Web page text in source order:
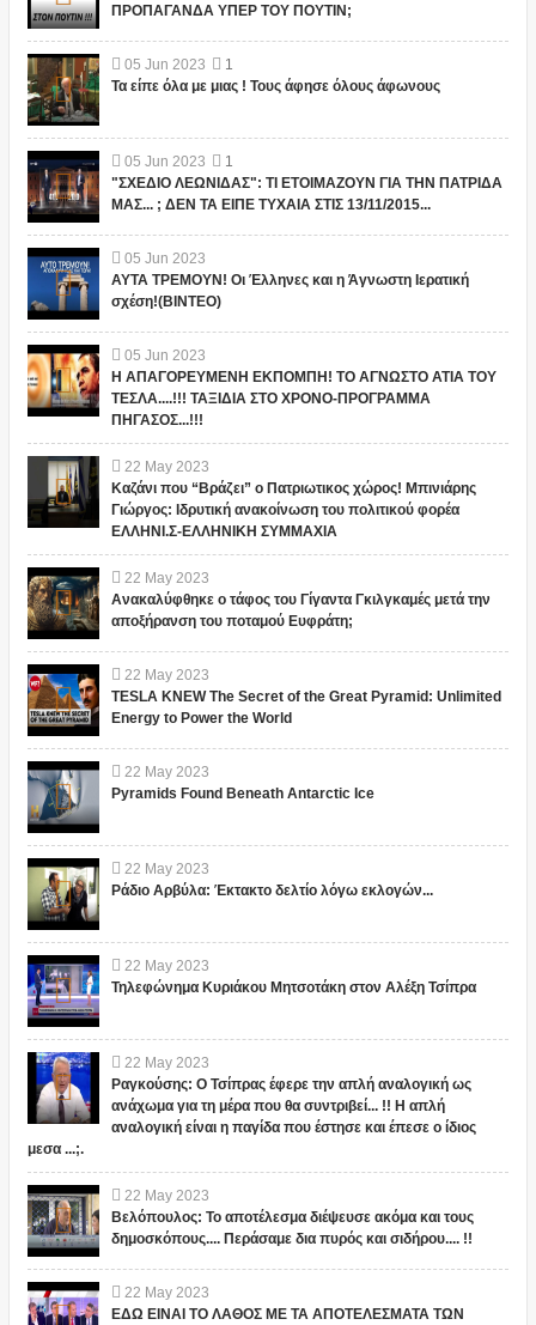
ΠΡΟΠΑΓΑΝΔΑ ΥΠΕΡ ΤΟΥ ΠΟΥΤΙΝ;
05 Jun 2023
1
Τα είπε όλα με μιας ! Τους άφησε όλους άφωνους
05 Jun 2023
1
"ΣΧΕΔΙΟ ΛΕΩΝΙΔΑΣ": ΤΙ ΕΤΟΙΜΑΖΟΥΝ ΓΙΑ ΤΗΝ ΠΑΤΡΙΔΑ
ΜΑΣ... ; ΔΕΝ ΤΑ ΕΙΠΕ ΤΥΧΑΙΑ ΣΤΙΣ 13/11/2015...
05 Jun 2023
ΑΥΤΑ ΤΡΕΜΟΥΝ! Οι Έλληνες και η Άγνωστη Ιερατική
σχέση!(ΒΙΝΤΕΟ)
05 Jun 2023
Η ΑΠΑΓΟΡΕΥΜΕΝΗ ΕΚΠΟΜΠΗ! ΤΟ ΑΓΝΩΣΤΟ ΑΤΙΑ ΤΟΥ
ΤΕΣΛΑ....!!! ΤΑΞΙΔΙΑ ΣΤΟ ΧΡΟΝΟ-ΠΡΟΓΡΑΜΜΑ
ΠΗΓΑΣΟΣ...!!!
22 May 2023
Καζάνι που “Βράζει” ο Πατριωτικος χώρος! Μπινιάρης
Γιώργος: Ιδρυτική ανακοίνωση του πολιτικού φορέα
ΕΛΛΗΝΙ.Σ-ΕΛΛΗΝΙΚΗ ΣΥΜΜΑΧΙΑ
22 May 2023
Ανακαλύφθηκε ο τάφος του Γίγαντα Γκιλγκαμές μετά την
αποξήρανση του ποταμού Ευφράτη;
22 May 2023
TESLA KNEW The Secret of the Great Pyramid: Unlimited
Energy to Power the World
22 May 2023
Pyramids Found Beneath Antarctic Ice
22 May 2023
Ράδιο Αρβύλα: Έκτακτο δελτίο λόγω εκλογών...
22 May 2023
Τηλεφώνημα Κυριάκου Μητσοτάκη στον Αλέξη Τσίπρα
22 May 2023
Ραγκούσης: Ο Τσίπρας έφερε την απλή αναλογική ως
ανάχωμα για τη μέρα που θα συντριβεί... !! Η απλή
αναλογική είναι η παγίδα που έστησε και έπεσε ο ίδιος
μεσα ...;.
22 May 2023
Βελόπουλος: Το αποτέλεσμα διέψευσε ακόμα και τους
δημοσκόπους.... Περάσαμε δια πυρός και σιδήρου.... !!
22 May 2023
ΕΔΩ ΕΙΝΑΙ ΤΟ ΛΑΘΟΣ ΜΕ ΤΑ ΑΠΟΤΕΛΕΣΜΑΤΑ ΤΩΝ